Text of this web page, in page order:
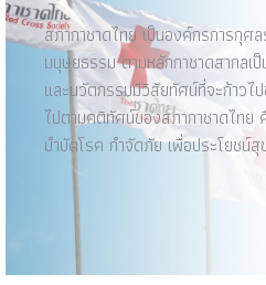
สภากาชาดไทย เป็นองค์กรการกุศ
มนุษยธรรม ตามหลักกาชาดสากล
และนวัตกรรมมีวิสัยทัศน์ที่จะก้าวไป
ไปตามคติทัศน์ของสภากาชาดไทย
บำบัดโรค กำจัดภัย เพื่อประโยชน์